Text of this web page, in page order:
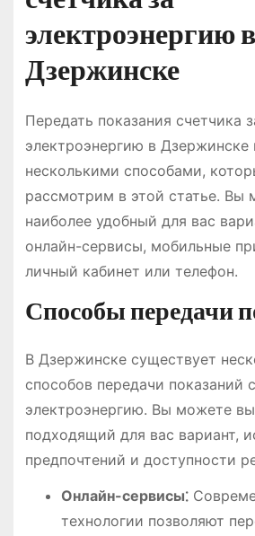
электроэнергию в
Дзержинске
Передать показания счетчика
электроэнергию в
несколькими способами,
рассмотрим в этой статье. Вы
наиболее удобный для вас
онлайн-сервисы, мобильные
личный кабинет или телефон.
Способы передачи
В Дзержинске существует
способов передачи показаний
электроэнергию. Вы можете
подходящий для вас вариант,
предпочтений и доступности
Онлайн-сервисы⁚
технологии позволяют